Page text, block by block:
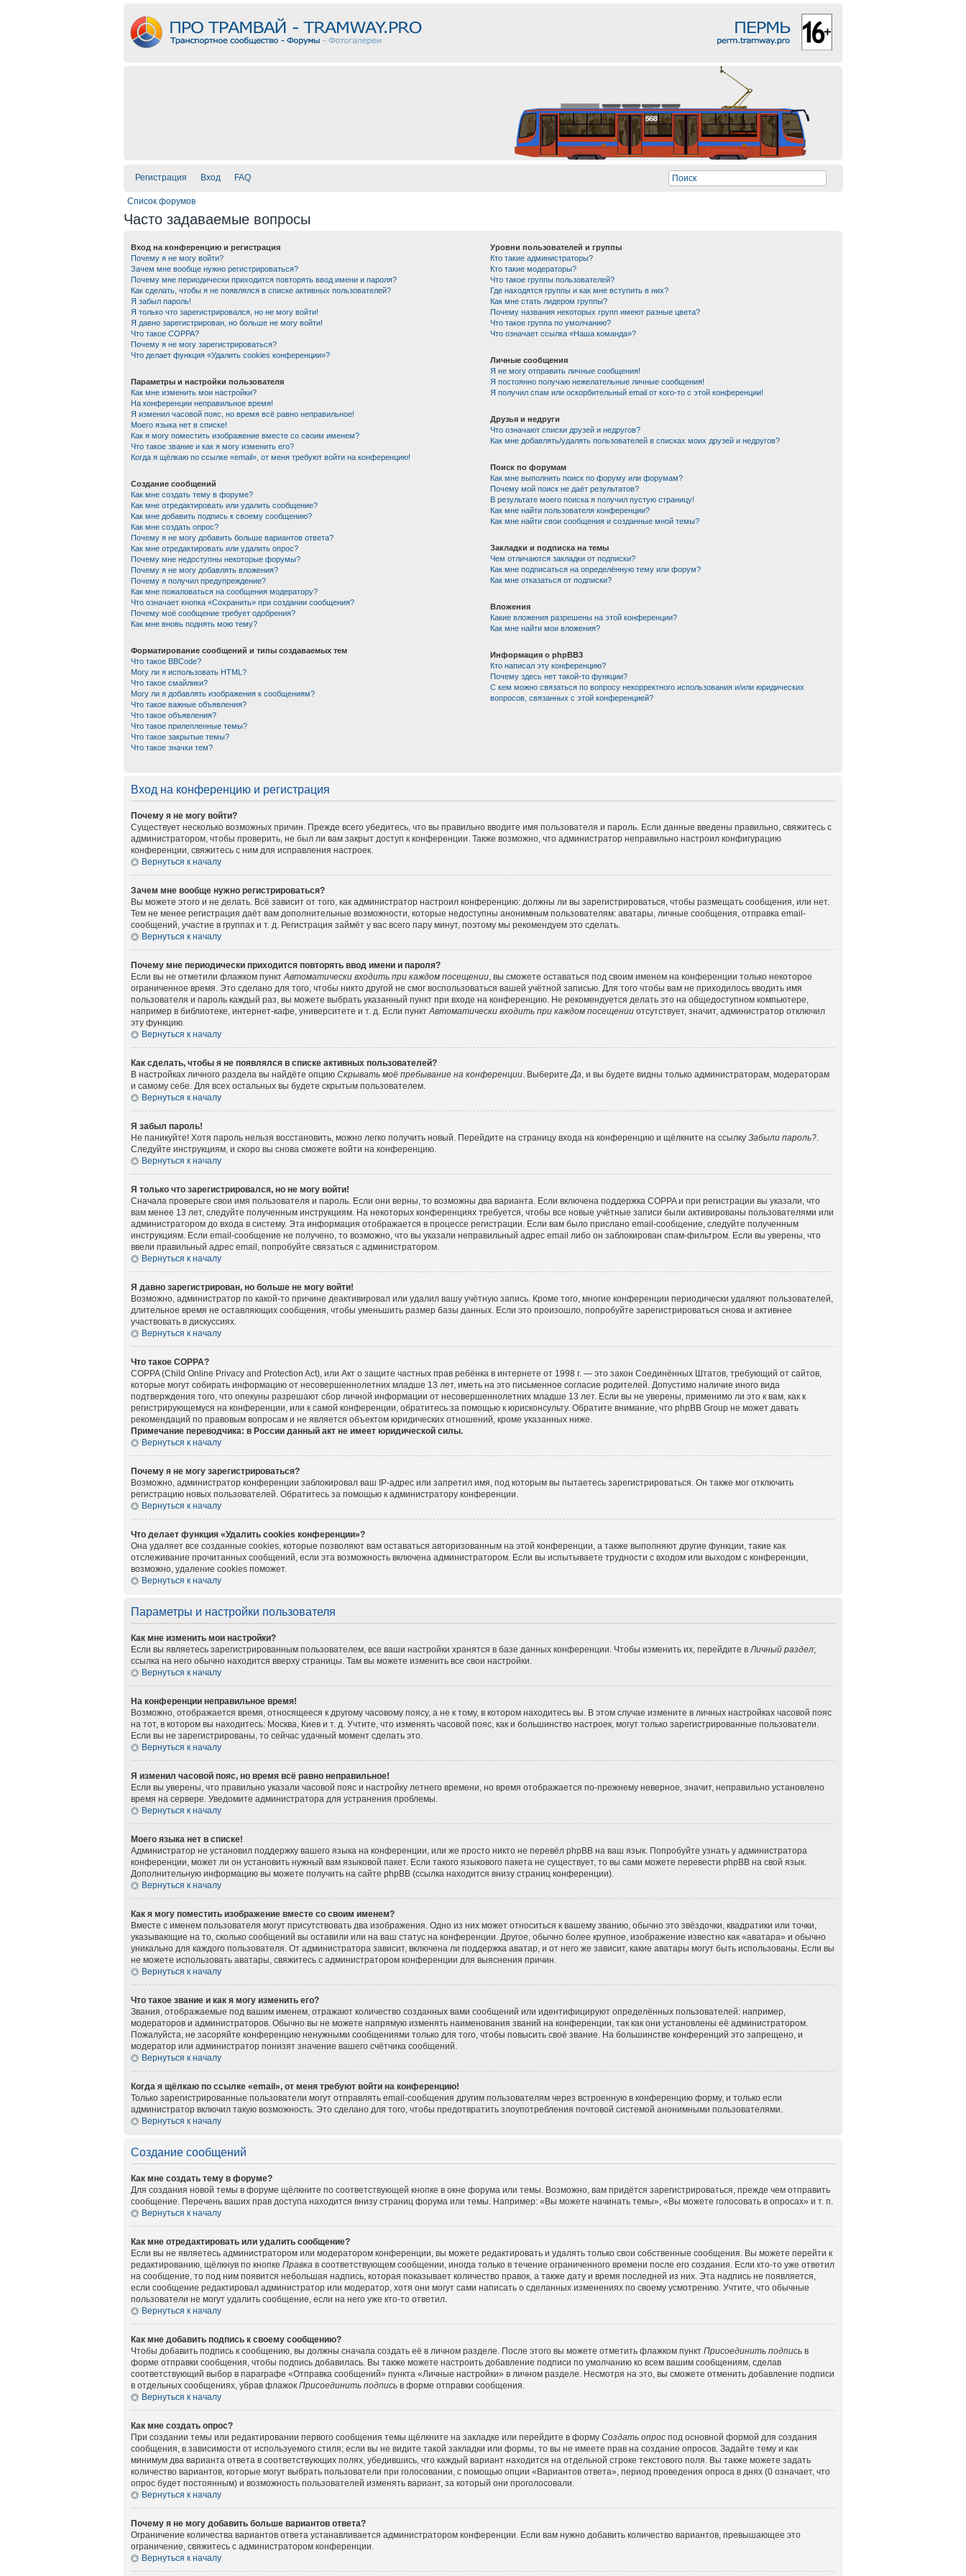
Регистрация Вход FAQ
Список форумов
Часто задаваемые вопросы
Вход на конференцию и регистрация
Почему я не могу войти?
Зачем мне вообще нужно регистрироваться?
Почему мне периодически приходится повторять ввод имени и пароля?
Как сделать, чтобы я не появлялся в списке активных пользователей?
Я забыл пароль!
Я только что зарегистрировался, но не могу войти!
Я давно зарегистрирован, но больше не могу войти!
Что такое COPPA?
Почему я не могу зарегистрироваться?
Что делает функция «Удалить cookies конференции»?
Параметры и настройки пользователя
Как мне изменить мои настройки?
На конференции неправильное время!
Я изменил часовой пояс, но время всё равно неправильное!
Моего языка нет в списке!
Как я могу поместить изображение вместе со своим именем?
Что такое звание и как я могу изменить его?
Когда я щёлкаю по ссылке «email», от меня требуют войти на конференцию!
Создание сообщений
Как мне создать тему в форуме?
Как мне отредактировать или удалить сообщение?
Как мне добавить подпись к своему сообщению?
Как мне создать опрос?
Почему я не могу добавить больше вариантов ответа?
Как мне отредактировать или удалить опрос?
Почему мне недоступны некоторые форумы?
Почему я не могу добавлять вложения?
Почему я получил предупреждение?
Как мне пожаловаться на сообщения модератору?
Что означает кнопка «Сохранить» при создании сообщения?
Почему моё сообщение требует одобрения?
Как мне вновь поднять мою тему?
Форматирование сообщений и типы создаваемых тем
Что такое BBCode?
Могу ли я использовать HTML?
Что такое смайлики?
Могу ли я добавлять изображения к сообщениям?
Что такое важные объявления?
Что такое объявления?
Что такое прилепленные темы?
Что такое закрытые темы?
Что такое значки тем?
Уровни пользователей и группы
Кто такие администраторы?
Кто такие модераторы?
Что такое группы пользователей?
Где находятся группы и как мне вступить в них?
Как мне стать лидером группы?
Почему названия некоторых групп имеют разные цвета?
Что такое группа по умолчанию?
Что означает ссылка «Наша команда»?
Личные сообщения
Я не могу отправить личные сообщения!
Я постоянно получаю нежелательные личные сообщения!
Я получил спам или оскорбительный email от кого-то с этой конференции!
Друзья и недруги
Что означают списки друзей и недругов?
Как мне добавлять/удалять пользователей в списках моих друзей и недругов?
Поиск по форумам
Как мне выполнить поиск по форуму или форумам?
Почему мой поиск не даёт результатов?
В результате моего поиска я получил пустую страницу!
Как мне найти пользователя конференции?
Как мне найти свои сообщения и созданные мной темы?
Закладки и подписка на темы
Чем отличаются закладки от подписки?
Как мне подписаться на определённую тему или форум?
Как мне отказаться от подписки?
Вложения
Какие вложения разрешены на этой конференции?
Как мне найти мои вложения?
Информация о phpBB3
Кто написал эту конференцию?
Почему здесь нет такой-то функции?
С кем можно связаться по вопросу некорректного использования и/или юридических
вопросов, связанных с этой конференцией?
Вход на конференцию и регистрация
Почему я не могу войти?
Существует несколько возможных причин. Прежде всего убедитесь, что вы правильно вводите имя пользователя и пароль. Если данные введены правильно, свяжитесь с
администратором, чтобы проверить, не был ли вам закрыт доступ к конференции. Также возможно, что администратор неправильно настроил конфигурацию
конференции, свяжитесь с ним для исправления настроек.
Вернуться к началу
Зачем мне вообще нужно регистрироваться?
Вы можете этого и не делать. Всё зависит от того, как администратор настроил конференцию: должны ли вы зарегистрироваться, чтобы размещать сообщения, или нет.
Тем не менее регистрация даёт вам дополнительные возможности, которые недоступны анонимным пользователям: аватары, личные сообщения, отправка email-
сообщений, участие в группах и т. д. Регистрация займёт у вас всего пару минут, поэтому мы рекомендуем это сделать.
Вернуться к началу
Почему мне периодически приходится повторять ввод имени и пароля?
Если вы не отметили флажком пунктАвтоматически входить при каждом посещении, вы сможете оставаться под своим именем на конференции только некоторое
ограниченное время. Это сделано для того, чтобы никто другой не смог воспользоваться вашей учётной записью. Для того чтобы вам не приходилось вводить имя
пользователя и пароль каждый раз, вы можете выбрать указанный пункт при входе на конференцию. Не рекомендуется делать это на общедоступном компьютере,
например в библиотеке, интернет-кафе, университете и т. д. Если пунктАвтоматически входить при каждом посещении отсутствует, значит, администратор отключил
эту функцию.
Вернуться к началу
Как сделать, чтобы я не появлялся в списке активных пользователей?
В настройках личного раздела вы найдёте опцию Скрывать моё пребывание на конференции. ВыберитеДа, и вы будете видны только администраторам, модераторам
и самому себе. Для всех остальных вы будете скрытым пользователем.
Вернуться к началу
Я забыл пароль!
Не паникуйте! Хотя пароль нельзя восстановить, можно легко получить новый. Перейдите на страницу входа на конференцию и щёлкните на ссылку Забыли пароль?.
Следуйте инструкциям, и скоро вы снова сможете войти на конференцию.
Вернуться к началу
Я только что зарегистрировался, но не могу войти!
Сначала проверьте свои имя пользователя и пароль. Если они верны, то возможны два варианта. Если включена поддержка COPPA и при регистрации вы указали, что
вам менее 13 лет, следуйте полученным инструкциям. На некоторых конференциях требуется, чтобы все новые учётные записи были активированы пользователями или
администратором до входа в систему. Эта информация отображается в процессе регистрации. Если вам было прислано email-сообщение, следуйте полученным
инструкциям. Если email-сообщение не получено, то возможно, что вы указали неправильный адрес email либо он заблокирован спам-фильтром. Если вы уверены, что
ввели правильный адрес email, попробуйте связаться с администратором.
Вернуться к началу
Я давно зарегистрирован, но больше не могу войти!
Возможно, администратор по какой-то причине деактивировал или удалил вашу учётную запись. Кроме того, многие конференции периодически удаляют пользователей,
длительное время не оставляющих сообщения, чтобы уменьшить размер базы данных. Если это произошло, попробуйте зарегистрироваться снова и активнее
участвовать в дискуссиях.
Вернуться к началу
Что такое COPPA?
COPPA (Child Online Privacy and Protection Act), или Акт о защите частных прав ребёнка в интернете от 1998 г. — это закон Соединённых Штатов, требующий от сайтов,
которые могут собирать информацию от несовершеннолетних младше 13 лет, иметь на это письменное согласие родителей. Допустимо наличие иного вида
подтверждения того, что опекуны разрешают сбор личной информации от несовершеннолетних младше 13 лет. Если вы не уверены, применимо ли это к вам, как к
регистрирующемуся на конференции, или к самой конференции, обратитесь за помощью к юрисконсульту. Обратите внимание, что phpBB Group не может давать
рекомендаций по правовым вопросам и не является объектом юридических отношений, кроме указанных ниже.
Примечание переводчика: в России данный акт не имеет юридической силы.
Вернуться к началу
Почему я не могу зарегистрироваться?
Возможно, администратор конференции заблокировал ваш IP-адрес или запретил имя, под которым вы пытаетесь зарегистрироваться. Он также мог отключить
регистрацию новых пользователей. Обратитесь за помощью к администратору конференции.
Вернуться к началу
Что делает функция «Удалить cookies конференции»?
Она удаляет все созданные cookies, которые позволяют вам оставаться авторизованным на этой конференции, а также выполняют другие функции, такие как
отслеживание прочитанных сообщений, если эта возможность включена администратором. Если вы испытываете трудности с входом или выходом с конференции,
возможно, удаление cookies поможет.
Вернуться к началу
Параметры и настройки пользователя
Как мне изменить мои настройки?
Если вы являетесь зарегистрированным пользователем, все ваши настройки хранятся в базе данных конференции. Чтобы изменить их, перейдите вЛичный раздел;
ссылка на него обычно находится вверху страницы. Там вы можете изменить все свои настройки.
Вернуться к началу
На конференции неправильное время!
Возможно, отображается время, относящееся к другому часовому поясу, а не к тому, в котором находитесь вы. В этом случае измените в личных настройках часовой пояс
на тот, в котором вы находитесь: Москва, Киев и т. д. Учтите, что изменять часовой пояс, как и большинство настроек, могут только зарегистрированные пользователи.
Если вы не зарегистрированы, то сейчас удачный момент сделать это.
Вернуться к началу
Я изменил часовой пояс, но время всё равно неправильное!
Если вы уверены, что правильно указали часовой пояс и настройку летнего времени, но время отображается по-прежнему неверное, значит, неправильно установлено
время на сервере. Уведомите администратора для устранения проблемы.
Вернуться к началу
Моего языка нет в списке!
Администратор не установил поддержку вашего языка на конференции, или же просто никто не перевёл phpBB на ваш язык. Попробуйте узнать у администратора
конференции, может ли он установить нужный вам языковой пакет. Если такого языкового пакета не существует, то вы сами можете перевести phpBB на свой язык.
Дополнительную информацию вы можете получить на сайте phpBB (ссылка находится внизу страниц конференции).
Вернуться к началу
Как я могу поместить изображение вместе со своим именем?
Вместе с именем пользователя могут присутствовать два изображения. Одно из них может относиться к вашему званию, обычно это звёздочки, квадратики или точки,
указывающие на то, сколько сообщений вы оставили или на ваш статус на конференции. Другое, обычно более крупное, изображение известно как «аватара» и обычно
уникально для каждого пользователя. От администратора зависит, включена ли поддержка аватар, и от него же зависит, какие аватары могут быть использованы. Если вы
не можете использовать аватары, свяжитесь с администратором конференции для выяснения причин.
Вернуться к началу
Что такое звание и как я могу изменить его?
Звания, отображаемые под вашим именем, отражают количество созданных вами сообщений или идентифицируют определённых пользователей: например,
модераторов и администраторов. Обычно вы не можете напрямую изменять наименования званий на конференции, так как они установлены её администратором.
Пожалуйста, не засоряйте конференцию ненужными сообщениями только для того, чтобы повысить своё звание. На большинстве конференций это запрещено, и
модератор или администратор понизят значение вашего счётчика сообщений.
Вернуться к началу
Когда я щёлкаю по ссылке «email», от меня требуют войти на конференцию!
Только зарегистрированные пользователи могут отправлять email-сообщения другим пользователям через встроенную в конференцию форму, и только если
администратор включил такую возможность. Это сделано для того, чтобы предотвратить злоупотребления почтовой системой анонимными пользователями.
Вернуться к началу
Создание сообщений
Как мне создать тему в форуме?
Для создания новой темы в форуме щёлкните по соответствующей кнопке в окне форума или темы. Возможно, вам придётся зарегистрироваться, прежде чем отправить
сообщение. Перечень ваших прав доступа находится внизу страниц форума или темы. Например: «Вы можете начинать темы», «Вы можете голосовать в опросах» и т. п.
Вернуться к началу
Как мне отредактировать или удалить сообщение?
Если вы не являетесь администратором или модератором конференции, вы можете редактировать и удалять только свои собственные сообщения. Вы можете перейти к
редактированию, щёлкнув по кнопке Правка в соответствующем сообщении, иногда только в течение ограниченного времени после его создания. Если кто-то уже ответил
на сообщение, то под ним появится небольшая надпись, которая показывает количество правок, а также дату и время последней из них. Эта надпись не появляется,
если сообщение редактировал администратор или модератор, хотя они могут сами написать о сделанных изменениях по своему усмотрению. Учтите, что обычные
пользователи не могут удалить сообщение, если на него уже кто-то ответил.
Вернуться к началу
Как мне добавить подпись к своему сообщению?
Чтобы добавить подпись к сообщению, вы должны сначала создать её в личном разделе. После этого вы можете отметить флажком пункт Присоединить подпись в
форме отправки сообщения, чтобы подпись добавилась. Вы также можете настроить добавление подписи по умолчанию ко всем вашим сообщениям, сделав
соответствующий выбор в параграфе «Отправка сообщений» пункта «Личные настройки» в личном разделе. Несмотря на это, вы сможете отменить добавление подписи
в отдельных сообщениях, убрав флажок Присоединить подпись в форме отправки сообщения.
Вернуться к началу
Как мне создать опрос?
При создании темы или редактировании первого сообщения темы щёлкните на закладке или перейдите в форму Создать опрос под основной формой для создания
сообщения, в зависимости от используемого стиля; если вы не видите такой закладки или формы, то вы не имеете прав на создание опросов. Задайте тему и как
минимум два варианта ответа в соответствующих полях, убедившись, что каждый вариант находится на отдельной строке текстового поля. Вы также можете задать
количество вариантов, которые могут выбрать пользователи при голосовании, с помощью опции «Вариантов ответа», период проведения опроса в днях (0 означает, что
опрос будет постоянным) и возможность пользователей изменять вариант, за который они проголосовали.
Вернуться к началу
Почему я не могу добавить больше вариантов ответа?
Ограничение количества вариантов ответа устанавливается администратором конференции. Если вам нужно добавить количество вариантов, превышающее это
ограничение, свяжитесь с администратором конференции.
Вернуться к началу